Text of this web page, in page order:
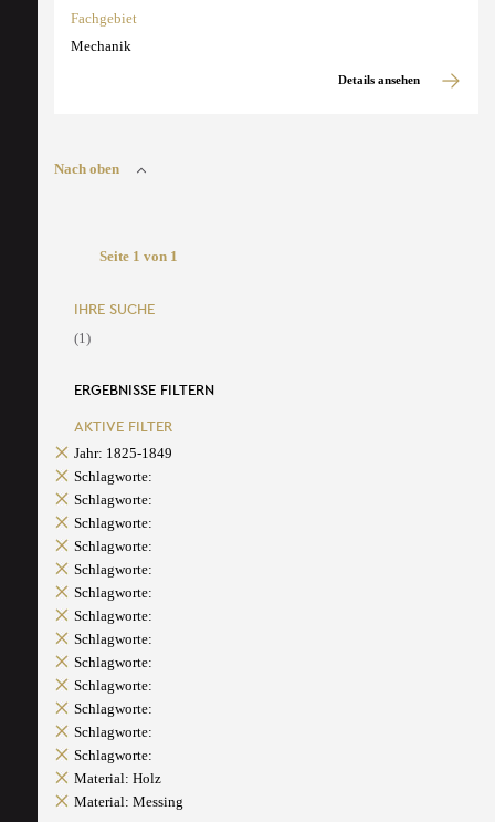
Fachgebiet
Mechanik
Details ansehen
Nach oben
Seite 1 von 1
IHRE SUCHE
(1)
ERGEBNISSE FILTERN
AKTIVE FILTER
Jahr: 1825-1849
Schlagworte:
Schlagworte:
Schlagworte:
Schlagworte:
Schlagworte:
Schlagworte:
Schlagworte:
Schlagworte:
Schlagworte:
Schlagworte:
Schlagworte:
Schlagworte:
Schlagworte:
Material: Holz
Material: Messing